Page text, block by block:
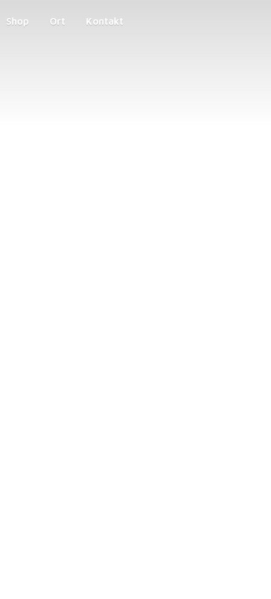
Shop Ort Kontakt